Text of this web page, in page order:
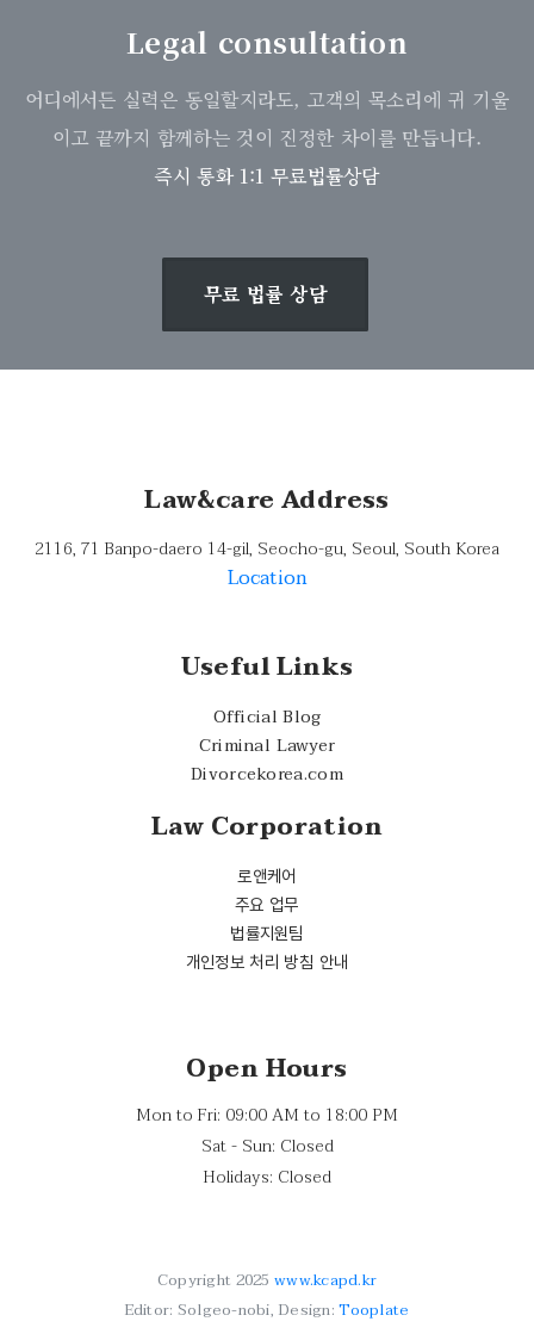
Legal consultation
어디에서든 실력은 동일할지라도, 고객의 목소리에 귀 기울
이고 끝까지 함께하는 것이 진정한 차이를 만듭니다.
즉시 통화 1:1 무료법률상담
무료 법률 상담
Law&care Address
2116, 71 Banpo-daero 14-gil, Seocho-gu, Seoul, South Korea
Location
Useful Links
Official Blog
Criminal Lawyer
Divorcekorea.com
Law Corporation
로앤케어
주요 업무
법률지원팀
개인정보 처리 방침 안내
Open Hours
Mon to Fri: 09:00 AM to 18:00 PM
Sat - Sun: Closed
Holidays: Closed
Copyright 2025www.kcapd.kr
Editor: Solgeo-nobi, Design:Tooplate